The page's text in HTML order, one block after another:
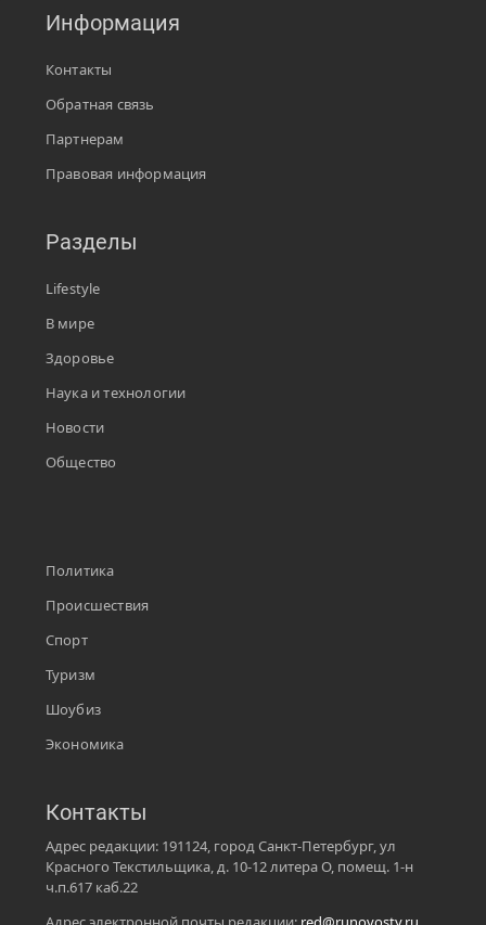
Информация
Контакты
Обратная связь
Партнерам
Правовая информация
Разделы
Lifestyle
В мире
Здоровье
Наука и технологии
Новости
Общество
Политика
Происшествия
Спорт
Туризм
Шоубиз
Экономика
Контакты
Адрес редакции: 191124, город Санкт-Петербург, ул
Красного Текстильщика, д. 10-12 литера О, помещ. 1-н
ч.п.617 каб.22